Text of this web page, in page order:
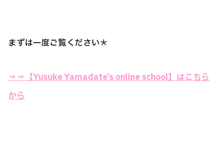
まずは一度ご覧ください＊
⇒⇒【Yusuke Yamadate’s online school】はこちら
から